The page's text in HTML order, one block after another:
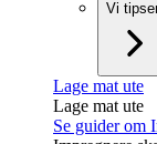
Vi
Lage mat ute
Lage mat ute
Se guider om